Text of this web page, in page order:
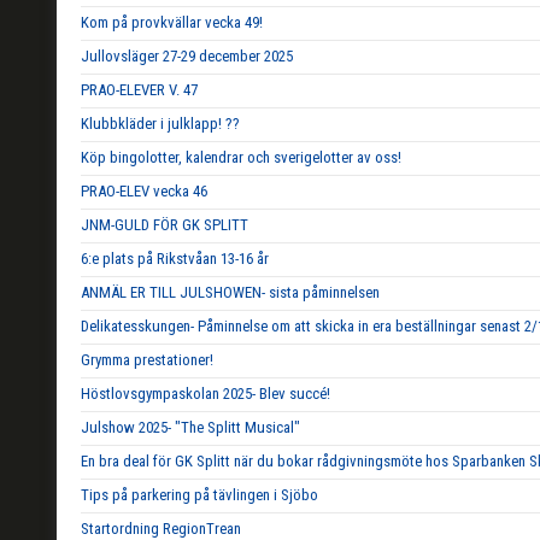
Kom på provkvällar vecka 49!
Jullovsläger 27-29 december 2025
PRAO-ELEVER V. 47
Klubbkläder i julklapp! ??
Köp bingolotter, kalendrar och sverigelotter av oss!
PRAO-ELEV vecka 46
JNM-GULD FÖR GK SPLITT
6:e plats på Rikstvåan 13-16 år
ANMÄL ER TILL JULSHOWEN- sista påminnelsen
Delikatesskungen- Påminnelse om att skicka in era beställningar senast 2/
Grymma prestationer!
Höstlovsgympaskolan 2025- Blev succé!
Julshow 2025- "The Splitt Musical"
En bra deal för GK Splitt när du bokar rådgivningsmöte hos Sparbanken
Tips på parkering på tävlingen i Sjöbo
Startordning RegionTrean